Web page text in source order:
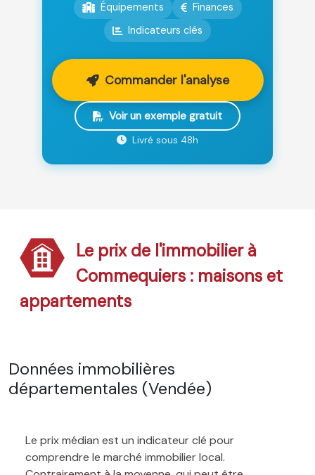
Équipements
Finances
Indicateurs clés
Commander l'analyse
Voir un exemple gratuit
Livré sous 48h
Le prix de l'immobilier à
Commequiers : maisons et
appartements
Données immobilières
départementales (Vendée)
Le prix médian est un indicateur clé pour
comprendre le marché immobilier local.